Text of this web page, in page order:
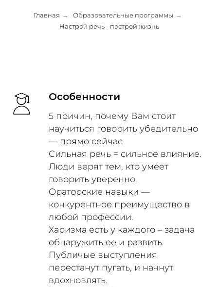
Главная → Образовательные программы →
Настрой речь - построй жизнь
Особенности
5 причин, почему Вам стоит
научиться говорить убедительно
— прямо сейчас
Сильная речь = сильное влияние.
Люди верят тем, кто умеет
говорить уверенно.
Ораторские навыки —
конкурентное преимущество в
любой профессии.
Харизма есть у каждого – задача
обнаружить ее и развить.
Публичые выступления
перестанут пугать, и начнут
вдохновлять.